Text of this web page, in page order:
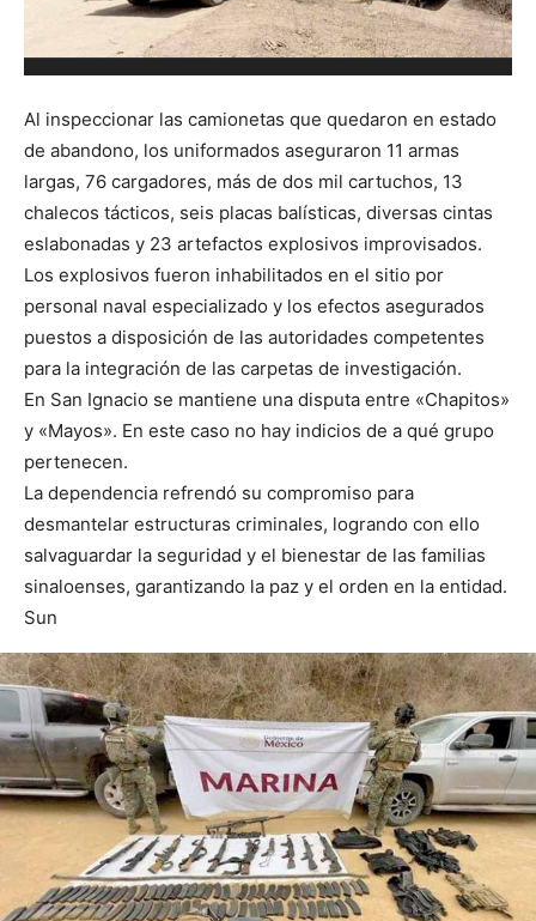
Al inspeccionar las camionetas que quedaron en estado
de abandono, los uniformados aseguraron 11 armas
largas, 76 cargadores, más de dos mil cartuchos, 13
chalecos tácticos, seis placas balísticas, diversas cintas
eslabonadas y 23 artefactos explosivos improvisados.
Los explosivos fueron inhabilitados en el sitio por
personal naval especializado y los efectos asegurados
puestos a disposición de las autoridades competentes
para la integración de las carpetas de investigación.
En San Ignacio se mantiene una disputa entre «Chapitos»
y «Mayos». En este caso no hay indicios de a qué grupo
pertenecen.
La dependencia refrendó su compromiso para
desmantelar estructuras criminales, logrando con ello
salvaguardar la seguridad y el bienestar de las familias
sinaloenses, garantizando la paz y el orden en la entidad.
Sun